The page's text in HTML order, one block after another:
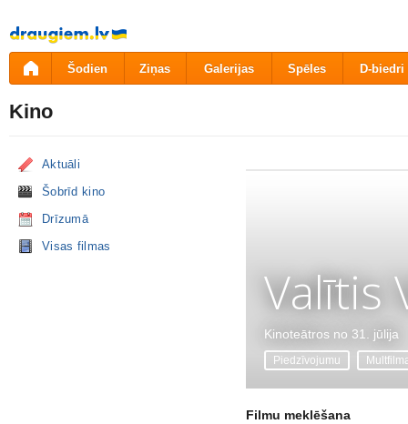
Pāriet
uz
saturu
Šodien Ziņas Galerijas Spēles D-biedri
Kino
Aktuāli
Šobrīd kino
Drīzumā
Visas filmas
Valītis
Kinoteātros no 31. jūlija
Piedzīvojumu
Filmu meklēšana